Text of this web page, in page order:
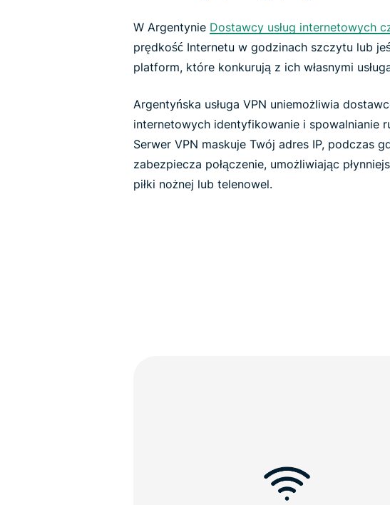
W Argentynie Dostawcy usług internetowych
prędkość Internetu w godzinach szczytu lub
platform, które konkurują z ich własnymi
Argentyńska usługa VPN uniemożliwia
internetowych identyfikowanie i spowalnianie
Serwer VPN maskuje Twój adres IP, podczas
zabezpiecza połączenie, umożliwiając
piłki nożnej lub telenowel.